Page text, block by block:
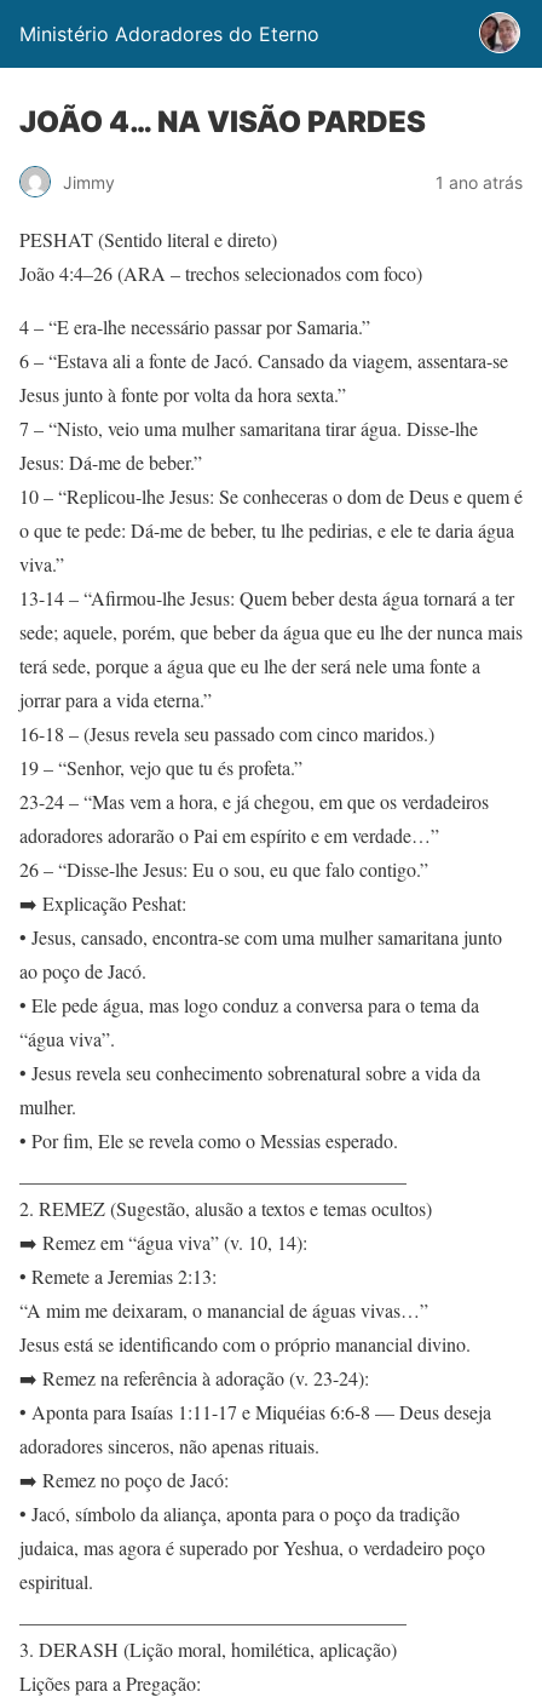
Ministério Adoradores do Eterno
JOÃO 4… NA VISÃO PARDES
Jimmy 1 ano atrás
PESHAT (Sentido literal e direto)
João 4:4–26 (ARA – trechos selecionados com foco)
4 – “E era-lhe necessário passar por Samaria.”
6 – “Estava ali a fonte de Jacó. Cansado da viagem, assentara-se
Jesus junto à fonte por volta da hora sexta.”
7 – “Nisto, veio uma mulher samaritana tirar água. Disse-lhe
Jesus: Dá-me de beber.”
10 – “Replicou-lhe Jesus: Se conheceras o dom de Deus e quem é
o que te pede: Dá-me de beber, tu lhe pedirias, e ele te daria água
viva.”
13-14 – “Afirmou-lhe Jesus: Quem beber desta água tornará a ter
sede; aquele, porém, que beber da água que eu lhe der nunca mais
terá sede, porque a água que eu lhe der será nele uma fonte a
jorrar para a vida eterna.”
16-18 – (Jesus revela seu passado com cinco maridos.)
19 – “Senhor, vejo que tu és profeta.”
23-24 – “Mas vem a hora, e já chegou, em que os verdadeiros
adoradores adorarão o Pai em espírito e em verdade…”
26 – “Disse-lhe Jesus: Eu o sou, eu que falo contigo.”
➡️ Explicação Peshat:
• Jesus, cansado, encontra-se com uma mulher samaritana junto
ao poço de Jacó.
• Ele pede água, mas logo conduz a conversa para o tema da
“água viva”.
• Jesus revela seu conhecimento sobrenatural sobre a vida da
mulher.
• Por fim, Ele se revela como o Messias esperado.
2. REMEZ (Sugestão, alusão a textos e temas ocultos)
➡️ Remez em “água viva” (v. 10, 14):
• Remete a Jeremias 2:13:
“A mim me deixaram, o manancial de águas vivas…”
Jesus está se identificando com o próprio manancial divino.
➡️ Remez na referência à adoração (v. 23-24):
• Aponta para Isaías 1:11-17 e Miquéias 6:6-8 — Deus deseja
adoradores sinceros, não apenas rituais.
➡️ Remez no poço de Jacó:
• Jacó, símbolo da aliança, aponta para o poço da tradição
judaica, mas agora é superado por Yeshua, o verdadeiro poço
espiritual.
3. DERASH (Lição moral, homilética, aplicação)
Lições para a Pregação: